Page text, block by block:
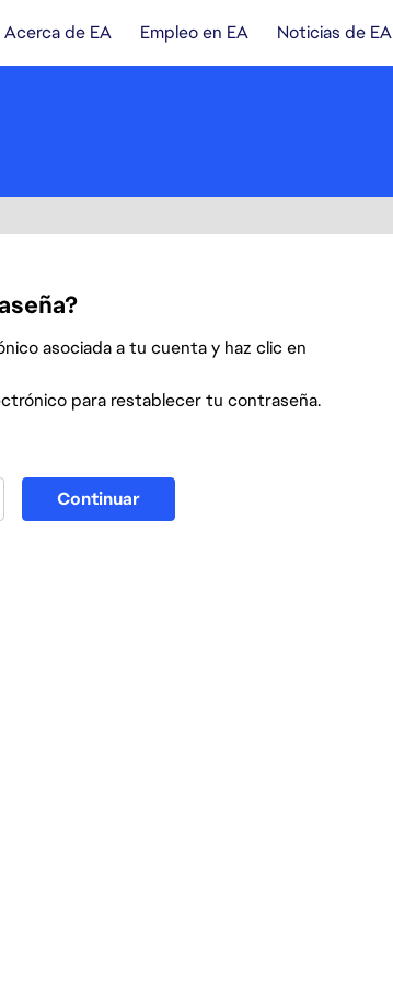
Acerca de EA Empleo en EA Noticias de EA
asociada a tu cuenta y haz clic en
para restablecer tu contraseña.
Continuar